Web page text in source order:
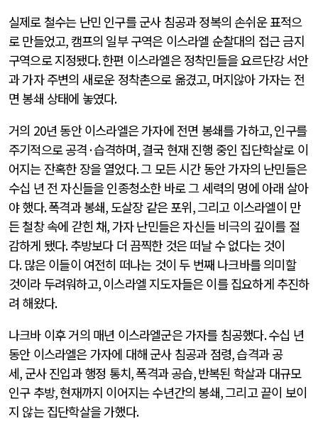
실제로 철수는 난민 인구를 군사 침공과 정복의 손쉬운 표적으
로 만들었고, 캠프의 일부 구역은 이스라엘 순찰대의 접근 금지
구역으로 지정됐다.한편 이스라엘은 정착민들을 요르단강 서안
과 가자 주변의 새로운 정착촌으로 옮겼고, 머지않아 가자는 전
면 봉쇄 상태에 놓였다.
거의 20년 동안 이스라엘은 가자에 전면 봉쇄를 가하고,인구를
주기적으로 공격 ·습격하며,결국 현재 진행 중인 집단학살로 이
어지는 잔혹한 장을 열었다.그 모든 시간 동안 가자의 난민들은
수십 년 전 자신들을 인종청소한 바로 그 세력의 멍에 아래 살아
야 했다.폭격과 봉쇄, 도살장 같은 포위,그리고 이스라엘이 만
든 철창 속에 갇힌 채,가자 난민들은 자신들 비극의 깊이를 절
감하게 됐다.추방보다 더 끔찍한 것은 떠날 수 없다는 것이
다.많은 이들이 여전히 떠나는 것이 두 번째 나크바를 의미할
것이라 두려워하고,이스라엘 지도자들은 이를 집요하게 추진하
려 해왔다.
나크바 이후 거의 매년 이스라엘군은 가자를 침공했다.수십 년
동안 이스라엘은 가자에 대해 군사 침공과 점령,습격과 공
세, 군사 진입과 행정 통치,폭격과 공습,반복된 학살과 대규모
인구 추방,현재까지 이어지는 수년간의 봉쇄,그리고 끝이 보이
지 않는 집단학살을 가했다.